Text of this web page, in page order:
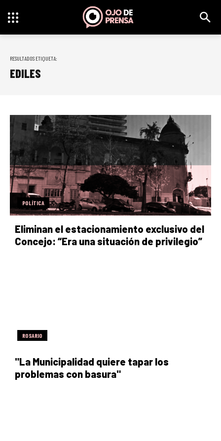
RESULTADOS ETIQUETA:
EDILES
POLÍTICA
Eliminan el estacionamiento exclusivo del
Concejo: “Era una situación de privilegio”
ROSARIO
"La Municipalidad quiere tapar los
problemas con basura"